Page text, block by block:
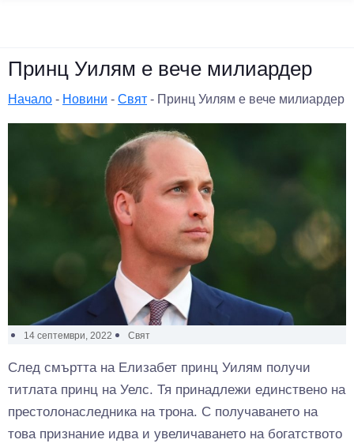
Принц Уилям е вече милиардер
Начало - Новини - Свят - Принц Уилям е вече милиардер
14 септември, 2022 Свят
След смъртта на Елизабет принц Уилям получи
титлата принц на Уелс. Тя принадлежи единствено на
престолонаследника на трона. С получаването на
това признание идва и увеличаването на богатството